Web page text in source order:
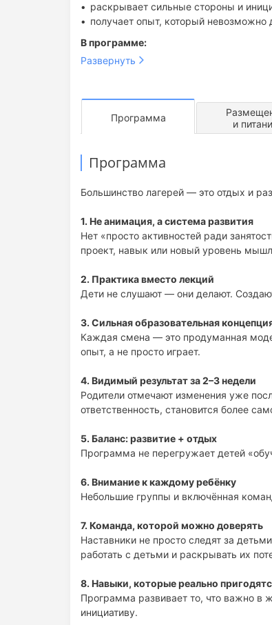
раскрывает сильные стороны и
получает опыт, который невозможно
В программе:
комфортное проживание и 5-разовое
вечерние мероприятия и атмосфера
Результат после смены:
ребёнок увереннее выражает мысли;
проявляет инициативу;
доводит идеи до результата.
Главное — ребёнок возвращается с
Развернуть
Программа
и
Программа
Большинство лагерей — это отдых и
1. Не анимация, а система развития
Нет «просто активностей ради
проект, навык или новый уровень
2. Практика вместо лекций
Дети не слушают — они делают.
3. Сильная образовательная
Каждая смена — это продуманная
опыт, а не просто играет.
4. Видимый результат за 2–3 недели
Родители отмечают изменения уже
ответственность, становится более
5. Баланс: развитие + отдых
Программа не перегружает детей
6. Внимание к каждому ребёнку
Небольшие группы и включённая
7. Команда, которой можно доверять
Наставники не просто следят за
работать с детьми и раскрывать их
8. Навыки, которые реально
Программа развивает то, что важно в
инициативу.